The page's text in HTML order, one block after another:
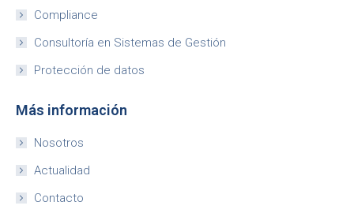
Compliance
Consultoría en Sistemas de Gestión
Protección de datos
Más información
Nosotros
Actualidad
Contacto